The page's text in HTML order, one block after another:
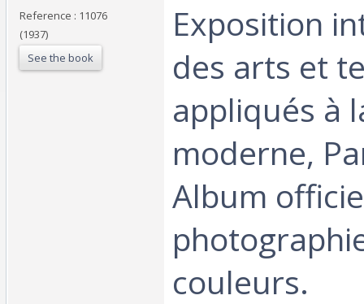
Reference : 11076
(1937)
See the book
‎Exposition
des arts et
appliqués à
moderne,
Album
couleurs. ‎